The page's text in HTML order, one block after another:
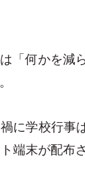
「何かを減
に学校行事
端末が配布